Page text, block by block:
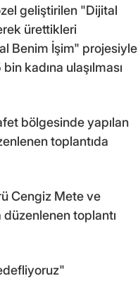
geliştirilen "Dijital
ürettikleri
Benim İşim" projesiyle
kadına ulaşılması
bölgesinde yapılan
toplantıda
Cengiz Mete ve
düzenlenen toplantı